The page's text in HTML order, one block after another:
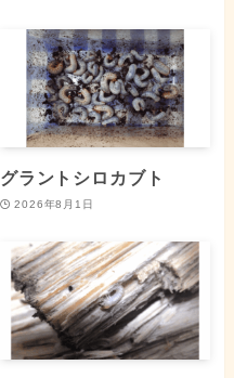
グラントシロカブト
2026年8月1日